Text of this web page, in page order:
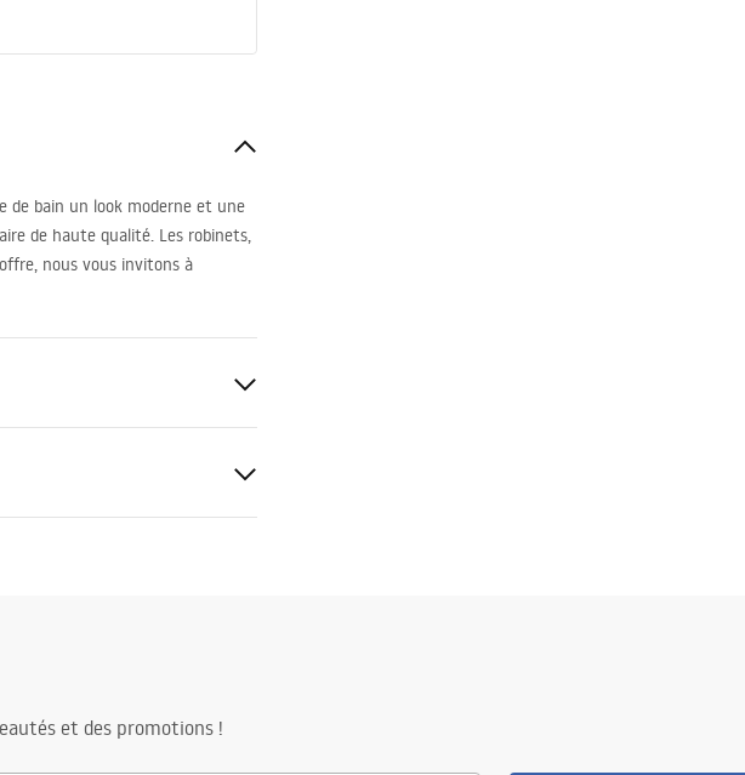
de bain un look moderne et une
de haute qualité. Les robinets,
nous vous invitons à
et des promotions !